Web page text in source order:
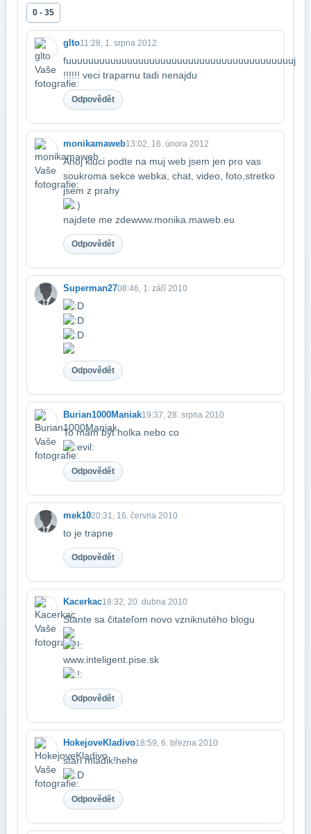
0 - 35
glto11:28, 1. srpna 2012
fuuuuuuuuuuuuuuuuuuuuuuuuuuuuuuuuuuuuuuuuuj
!!!!!! veci traparnu tadi nenajdu
Odpovědět
monikamaweb13:02, 16. února 2012
Ahoj kluci podte na muj web jsem jen pro vas
soukroma sekce webka, chat, video, foto,​stretko
jsem z prahy
najdete me zde​www.monika.maweb.eu
Odpovědět
Superman2708:46, 1. září 2010
Odpovědět
Burian1000Maniak19:37, 28. srpna 2010
To mám být holka nebo co
Odpovědět
mek1020:31, 16. června 2010
to je trapne
Odpovědět
Kacerkac18:32, 20. dubna 2010
Stante sa čitateľom novo vzniknutého blogu
www.inteligent.pise.sk​
Odpovědět
HokejoveKladivo18:59, 6. března 2010
stari mladik!hehe
Odpovědět